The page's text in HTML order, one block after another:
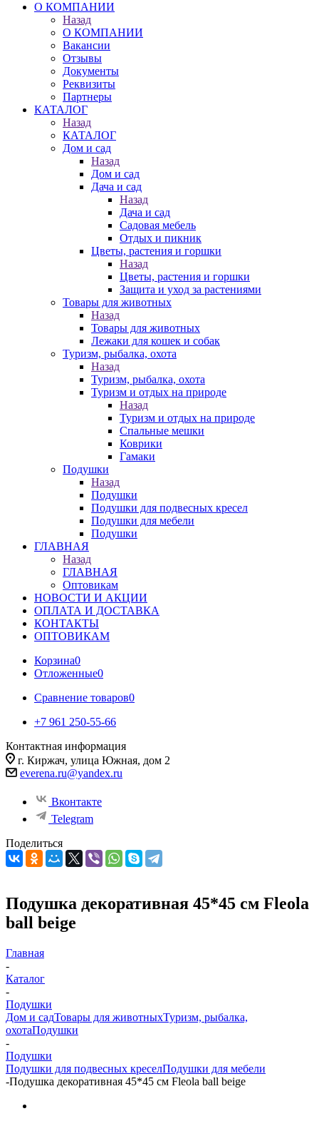
О КОМПАНИИ
Назад
О КОМПАНИИ
Вакансии
Отзывы
Документы
Реквизиты
Партнеры
КАТАЛОГ
Назад
КАТАЛОГ
Дом и сад
Назад
Дом и сад
Дача и сад
Назад
Дача и сад
Садовая мебель
Отдых и пикник
Цветы, растения и горшки
Назад
Цветы, растения и горшки
Защита и уход за растениями
Товары для животных
Назад
Товары для животных
Лежаки для кошек и собак
Туризм, рыбалка, охота
Назад
Туризм, рыбалка, охота
Туризм и отдых на природе
Назад
Туризм и отдых на природе
Спальные мешки
Коврики
Гамаки
Подушки
Назад
Подушки
Подушки для подвесных кресел
Подушки для мебели
Подушки
ГЛАВНАЯ
Назад
ГЛАВНАЯ
Оптовикам
НОВОСТИ И АКЦИИ
ОПЛАТА И ДОСТАВКА
КОНТАКТЫ
ОПТОВИКАМ
Корзина0
Отложенные0
Сравнение товаров0
+7 961 250-55-66
Контактная информация
г. Киржач, улица Южная, дом 2
everena.ru@yandex.ru
Вконтакте
Telegram
Поделиться
Подушка декоративная 45*45 см Fleola
ball beige
Главная
-
Каталог
-
Подушки
Дом и садТовары для животныхТуризм, рыбалка,
охотаПодушки
-
Подушки
Подушки для подвесных креселПодушки для мебели
-Подушка декоративная 45*45 см Fleola ball beige